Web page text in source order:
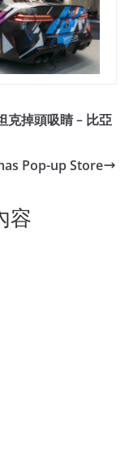
克掉頭吸睛 – 比亞
Pop-up Store
容